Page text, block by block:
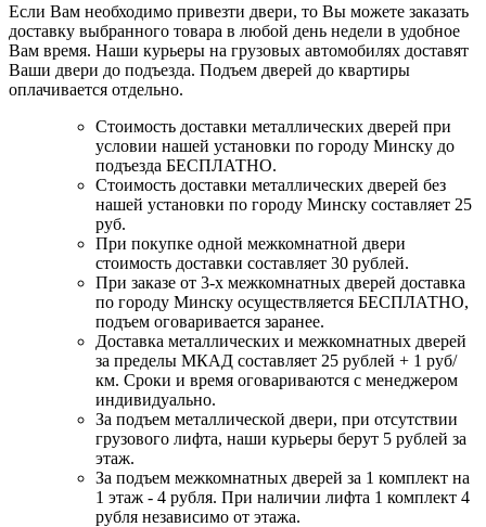
Если Вам необходимо привезти двери, то Вы можете заказать
доставку выбранного товара в любой день недели в удобное
Вам время. Наши курьеры на грузовых автомобилях доставят
Ваши двери до подъезда. Подъем дверей до квартиры
оплачивается отдельно.
Стоимость доставки металлических дверей при
условии нашей установки по городу Минску до
подъезда БЕСПЛАТНО.
Стоимость доставки металлических дверей без
нашей установки по городу Минску составляет 25
руб.
При покупке одной межкомнатной двери
стоимость доставки составляет 30 рублей.
При заказе от 3-х межкомнатных дверей доставка
по городу Минску осуществляется БЕСПЛАТНО,
подъем оговаривается заранее.
Доставка металлических и межкомнатных дверей
за пределы МКАД составляет 25 рублей + 1 руб/
км. Сроки и время оговариваются с менеджером
индивидуально.
За подъем металлической двери, при отсутствии
грузового лифта, наши курьеры берут 5 рублей за
этаж.
За подъем межкомнатных дверей за 1 комплект на
1 этаж - 4 рубля. При наличии лифта 1 комплект 4
рубля независимо от этажа.